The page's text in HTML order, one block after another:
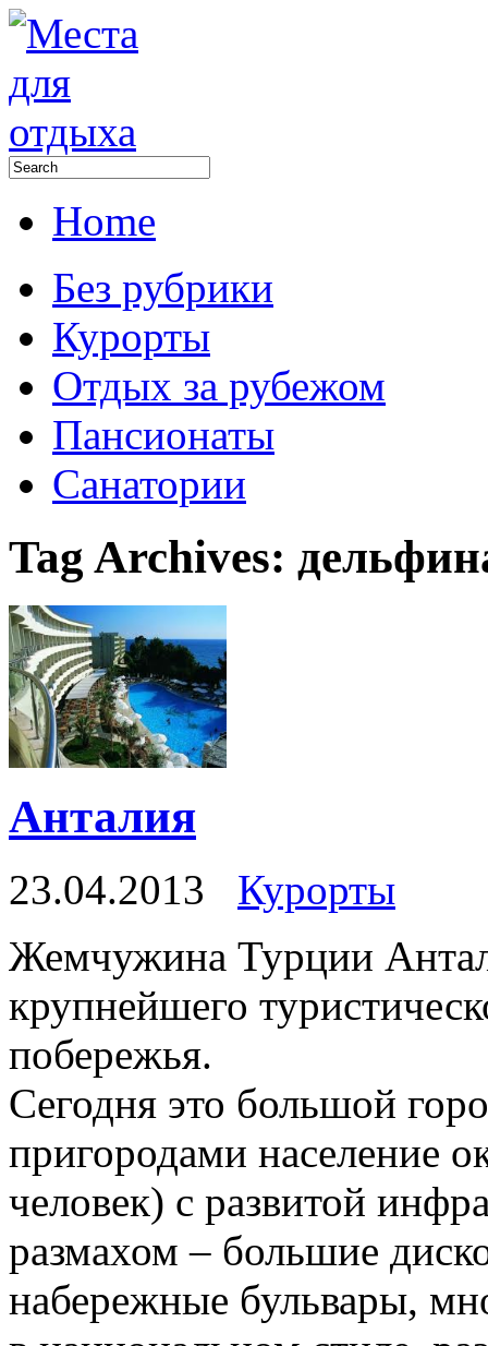
Home
Без рубрики
Курорты
Отдых за рубежом
Пансионаты
Санатории
Tag Archives:
Анталия
23.04.2013
Курорты
Жемчужина Турции
крупнейшего
побережья.
Сегодня это большой
пригородами население
человек) с развитой
размахом – большие
набережные бульвары,